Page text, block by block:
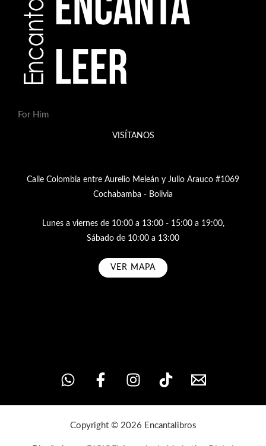
For Him
VISÍTANOS
Calle Colombia entre Aurelio Meleán y Julio Arauco #1069
Cochabamba - Bolivia
Lunes a viernes de 10:00 a 13:00 - 15:00 a 19:00,
Sábado de 10:00 a 13:00
VER MAPA
Copyright © 2026 Encantalibros